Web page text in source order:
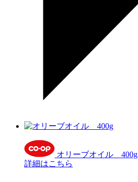
オリーブオイル 400g
詳細はこちら